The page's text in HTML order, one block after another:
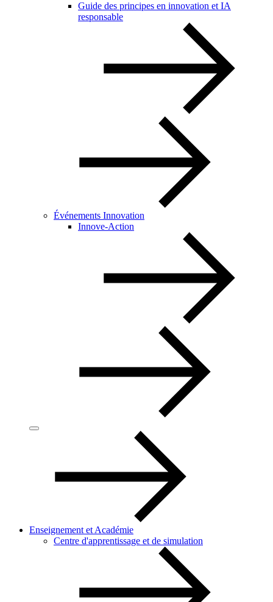
Guide des principes en innovation et IA
responsable
Événements Innovation
Innove-Action
Enseignement et Académie
Centre d'apprentissage et de simulation